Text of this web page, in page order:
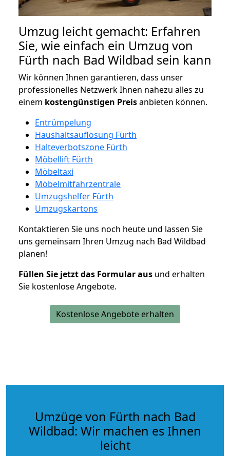
Umzug leicht gemacht: Erfahren
Sie, wie einfach ein Umzug von
Fürth nach Bad Wildbad sein kann
Wir können Ihnen garantieren, dass unser
professionelles Netzwerk Ihnen nahezu alles zu
einem kostengünstigen Preisanbieten können.
Entrümpelung
Haushaltsauflösung Fürth
Halteverbotszone Fürth
Möbellift Fürth
Möbeltaxi
Möbelmitfahrzentrale
Umzugshelfer Fürth
Umzugskartons
Kontaktieren Sie uns noch heute und lassen Sie
uns gemeinsam Ihren Umzug nach Bad Wildbad
planen!
Füllen Sie jetzt das Formular aus und erhalten
Sie kostenlose Angebote.
Kostenlose Angebote erhalten
Umzüge von Fürth nach Bad
Wildbad: Wir machen es Ihnen
leicht